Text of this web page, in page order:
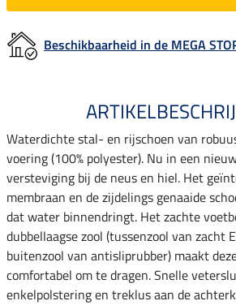
Beschikbaarheid in de MEGA
Waterdichte stal- en rijschoen van
voering (100% polyester). Nu in een
versteviging bij de neus en hiel. Het
membraan en de zijdelings genaaide
dat water binnendringt. Het zachte
dubbellaagse zool (tussenzool van zacht
buitenzool van antisliprubber) maakt
comfortabel om te dragen. Snelle
enkelpolstering en treklus aan de